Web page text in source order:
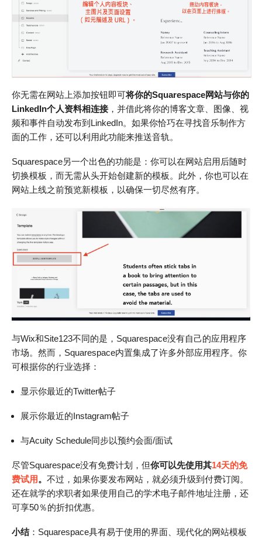
你无需在网站上添加按钮即可将你的Squarespace网站与你的
LinkedIn个人资料相连接，并借此将你的博客文章、图像、视
频和事件自动发布到LinkedIn。如果你恰巧在寻找音乐制作方
面的工作，还可以利用此功能来推送音轨。
Squarespace另一个出色的功能是：你可以在网站启用后随时
切换模板，而无需从头开始创建新的模板。此外，你也可以在
网站上线之前预览新模板，以确保一切尽然有序。
与Wix和Site123不同的是，Squarespace没有自己的应用程序
市场。然而，Squarespace内置集成了许多外部应用程序。你
可根据你的行业选择：
显示你最近的Twitter帖子
展示你最近的Instagram帖子
与Acuity Schedule同步以预约会面/面试
尽管Squarespace没有免费计划，但你可以先使用其14天的免
费试用。 不过，如果你要发布网站，就必须升级到付费订阅。
还在就学的求职者如果使用自己的学术电子邮件地址注册，还
可享50％的折扣优惠。
小结：Squarespace具有易于使用的界面、现代化的网站模板